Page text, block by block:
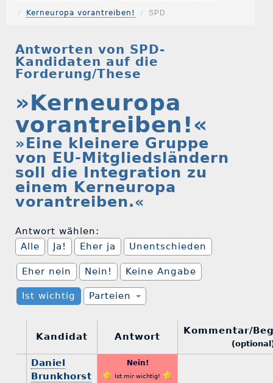
Kerneuropa vorantreiben! SPD
Antworten von SPD-
Kandidaten auf die
Forderung/These
»Kerneuropa
vorantreiben!«
»Eine kleinere Gruppe
von EU-Mitgliedsländern
soll die Integration zu
einem Kerneuropa
vorantreiben.«
Antwort wählen:
Alle
Ja! Eher ja Unentschieden
Eher nein Nein! Keine Angabe
Ist wichtig Parteien
Kandidat Antwort
Kommentar/
Daniel
Brunkhorst
Nein!
Ist mir wichtig!